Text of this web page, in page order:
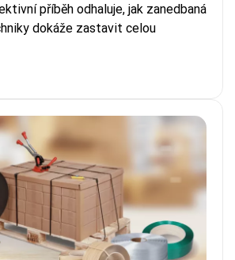
příběh odhaluje, jak zanedbaná
dokáže zastavit celou